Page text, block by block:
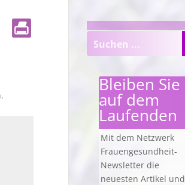
Bleiben Sie
auf dem
Laufenden
Mit dem Netzwerk
Frauengesundheit-
Newsletter die
neuesten Artikel und